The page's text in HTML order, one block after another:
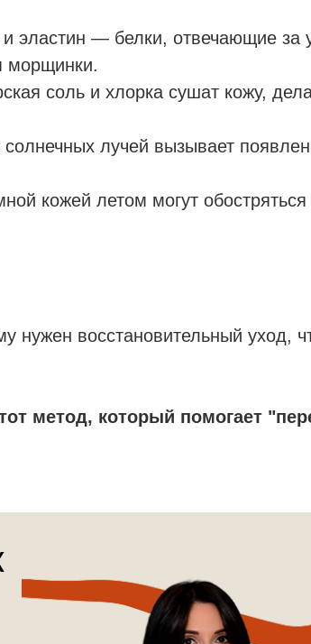
эластин — белки, отвечающие за
морщинки.
соль и хлорка сушат кожу,
лучей вызывает
кожей летом могут
нужен восстановительный уход,
метод, который помогает